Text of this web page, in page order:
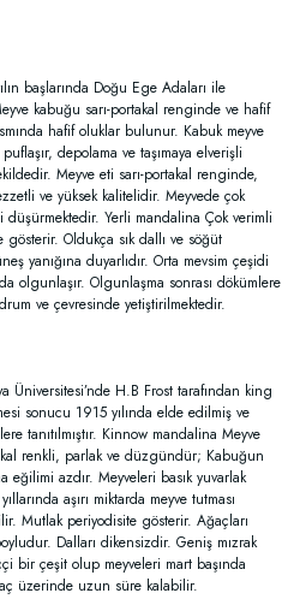
başlarında Doğu Ege Adaları ile
kabuğu sarı-portakal renginde ve hafif
hafif oluklar bulunur. Kabuk meyve
depolama ve taşımaya elverişli
Meyve eti sarı-portakal renginde,
ve yüksek kalitelidir. Meyvede çok
düşürmektedir. Yerli mandalina Çok verimli
gösterir. Oldukça sık dallı ve söğüt
yanığına duyarlıdır. Orta mevsim çeşidi
olgunlaşır. Olgunlaşma sonrası dökümlere
ve çevresinde yetiştirilmektedir.
Üniversitesi’nde H.B Frost tarafından king
sonucu 1915 yılında elde edilmiş ve
tanıtılmıştır. Kinnow mandalina Meyve
renkli, parlak ve düzgündür; Kabuğun
eğilimi azdır. Meyveleri basık yuvarlak
aşırı miktarda meyve tutması
Mutlak periyodisite gösterir. Ağaçları
Dalları dikensizdir. Geniş mızrak
bir çeşit olup meyveleri mart başında
üzerinde uzun süre kalabilir.